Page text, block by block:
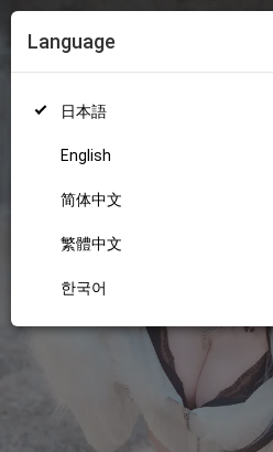
Language
日本語
English
简体中文
繁體中文
한국어